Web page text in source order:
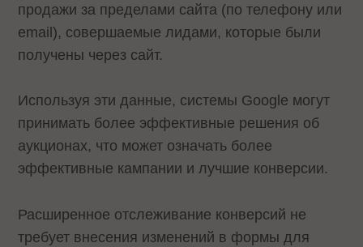
продажи за пределами сайта (по телефону или
email), совершаемые лидами, которые были
получены через сайт.
Используя эти данные, системы Google могут
принимать более эффективные решения об
аукционах, что может означать более
эффективные кампании и лучшие конверсии.
Расширенное отслеживание конверсий не
требует внесения изменений в формы для